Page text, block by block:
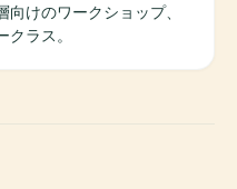
向けのワークショップ、
クラス。